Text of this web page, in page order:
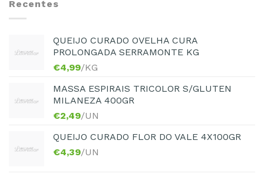
Recentes
QUEIJO CURADO OVELHA CURA
PROLONGADA SERRAMONTE KG
€4,99/KG
MASSA ESPIRAIS TRICOLOR S/GLUTEN
MILANEZA 400GR
€2,49/UN
QUEIJO CURADO FLOR DO VALE 4X100GR
€4,39/UN